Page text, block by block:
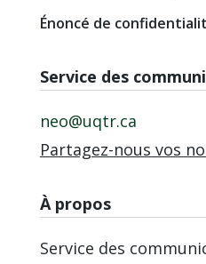
Énoncé de
Service des
neo@uqtr.ca
Partagez-nous vos
À propos
Service des